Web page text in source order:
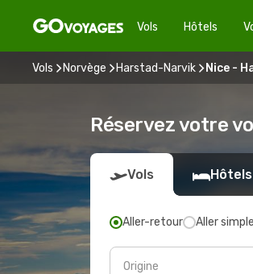
Vols Hôtels
Vols Norvège Harstad-Narvik Nice -
Réservez votre
Vols Hôtels
Aller-retour Aller simple
Origine